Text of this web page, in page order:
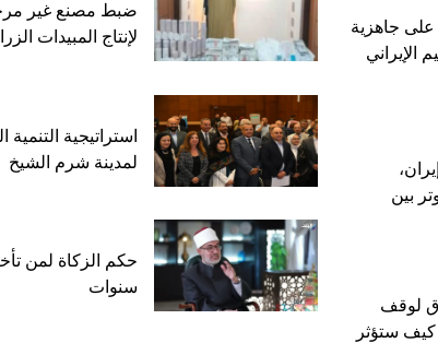
على جاهزية
الإيراني
بين
لوقف
ستؤثر
ضبط مصنع غير
لإنتاج المبيدات
استراتيجية التنمية
لمدينة شرم الشيخ
حكم الزكاة لمن
سنوات